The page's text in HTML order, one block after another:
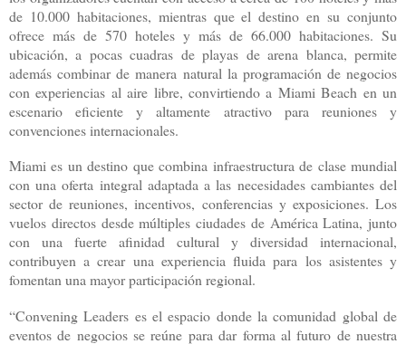
de 10.000 habitaciones, mientras que el destino en su conjunto
ofrece más de 570 hoteles y más de 66.000 habitaciones. Su
ubicación, a pocas cuadras de playas de arena blanca, permite
además combinar de manera natural la programación de negocios
con experiencias al aire libre, convirtiendo a Miami Beach en un
escenario eficiente y altamente atractivo para reuniones y
convenciones internacionales.
Miami es un destino que combina infraestructura de clase mundial
con una oferta integral adaptada a las necesidades cambiantes del
sector de reuniones, incentivos, conferencias y exposiciones. Los
vuelos directos desde múltiples ciudades de América Latina, junto
con una fuerte afinidad cultural y diversidad internacional,
contribuyen a crear una experiencia fluida para los asistentes y
fomentan una mayor participación regional.
“Convening Leaders es el espacio donde la comunidad global de
eventos de negocios se reúne para dar forma al futuro de nuestra